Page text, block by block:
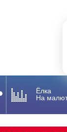
Ёлка
На